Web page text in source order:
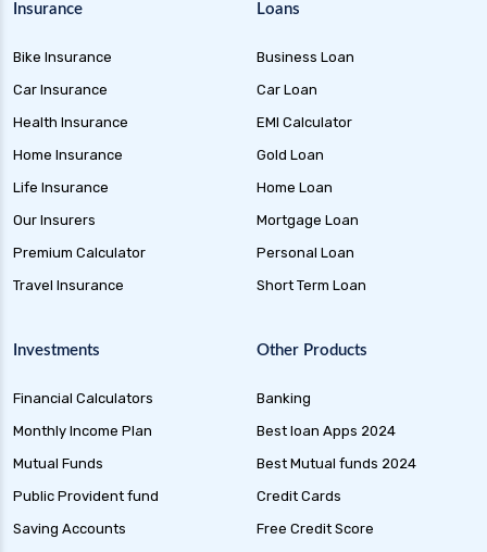
Insurance
Bike Insurance
Car Insurance
Health Insurance
Home Insurance
Life Insurance
Our Insurers
Premium Calculator
Travel Insurance
Loans
Business Loan
Car Loan
EMI Calculator
Gold Loan
Home Loan
Mortgage Loan
Personal Loan
Short Term Loan
Investments
Financial Calculators
Monthly Income Plan
Mutual Funds
Public Provident fund
Saving Accounts
Other Products
Banking
Best loan Apps 2024
Best Mutual funds 2024
Credit Cards
Free Credit Score